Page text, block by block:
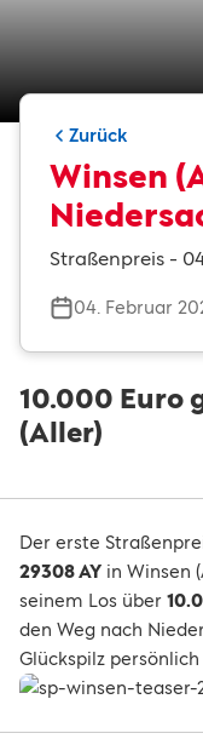
Zurück
Winsen
Straßenpreis -
04. Februar
10.000 Euro
(Aller)
Der erste
29308 AY in Winsen
seinem Los über
den Weg nach
Glückspilz